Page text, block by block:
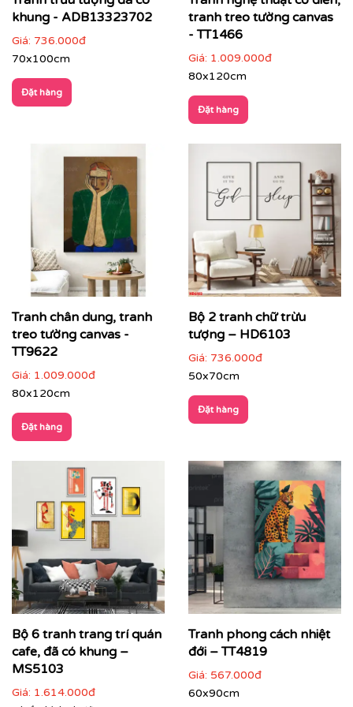
Cách phối tranh trừu tượng với nội thất & không gian
Tranh trừu tượng phù hợp với nhiều loại hình không
gian:
Phòng khách hiện đại, căn hộ cao cấp
nhấn trung tâm
khung - ADB13323702
Giá: 736.000đ
70x100cm
Đặt hàng
tranh treo tường canvas
- TT1466
Giá: 1.009.000đ
80x120cm
Đặt hàng
Tranh chân dung, tranh
treo tường canvas -
TT9622
Giá: 1.009.000đ
80x120cm
Đặt hàng
Bộ 2 tranh chữ trừu
tượng – HD6103
Giá: 736.000đ
50x70cm
Đặt hàng
Bộ 6 tranh trang trí quán
cafe, đã có khung –
MS5103
Giá: 1.614.000đ
Tranh phong cách nhiệt
đới – TT4819
Giá: 567.000đ
60x90cm